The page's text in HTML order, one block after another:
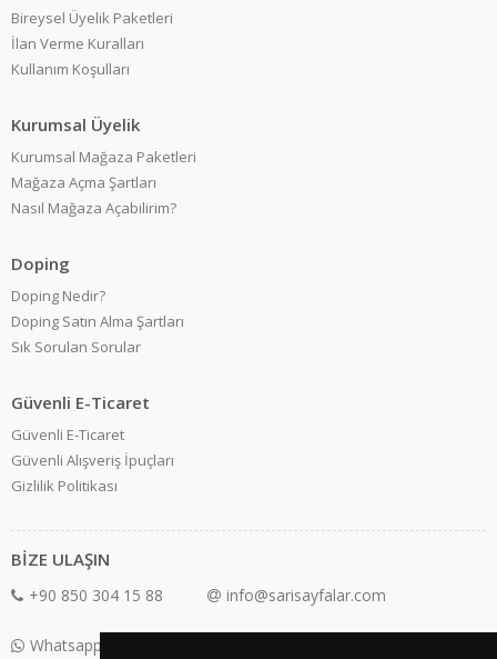
Bireysel Üyelik Paketleri
İlan Verme Kuralları
Kullanım Koşulları
Kurumsal Üyelik
Kurumsal Mağaza Paketleri
Mağaza Açma Şartları
Nasıl Mağaza Açabilirim?
Doping
Doping Nedir?
Doping Satın Alma Şartları
Sık Sorulan Sorular
Güvenli E-Ticaret
Güvenli E-Ticaret
Güvenli Alışveriş İpuçları
Gizlilik Politikası
BİZE ULAŞIN
+90 850 304 15 88 info@sarisayfalar.com
Whatsapp Destek: +90 850 304 15 88